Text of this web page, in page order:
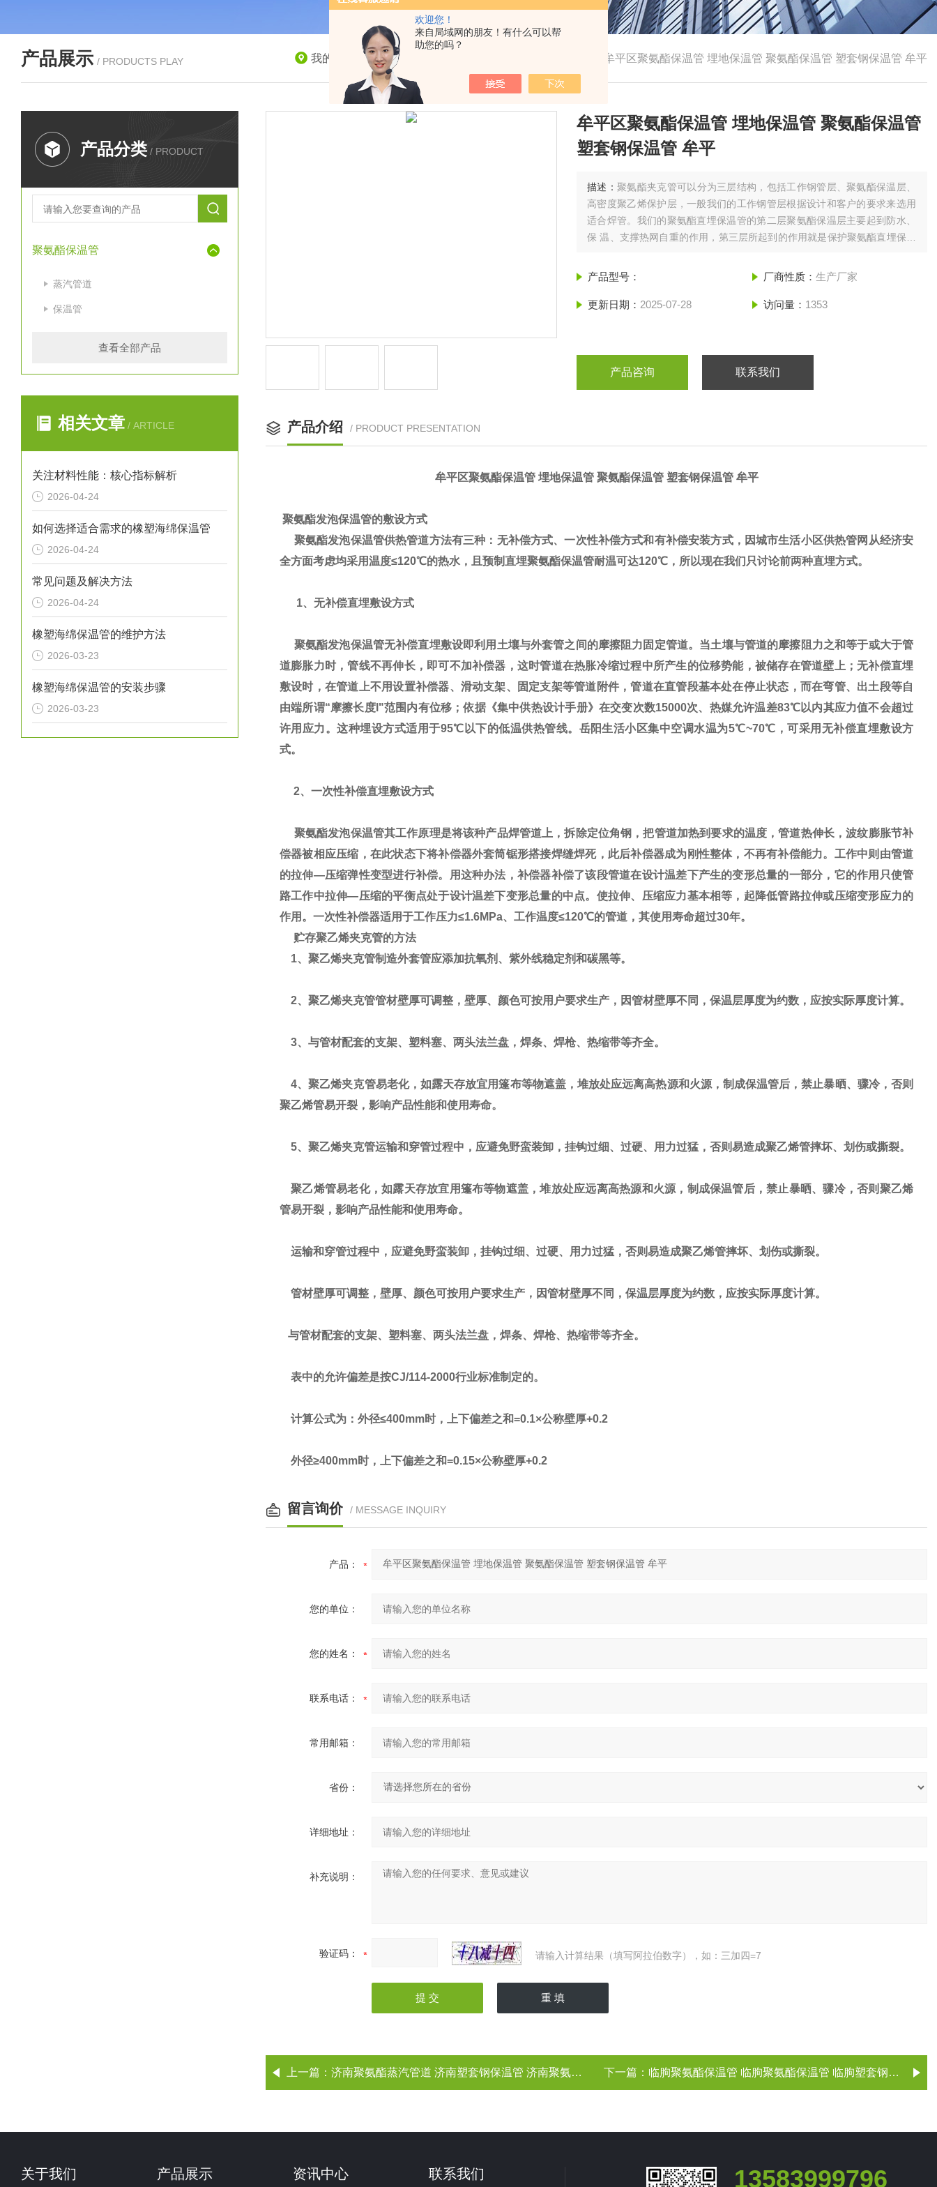
欢迎您！
来自局域网的朋友！有什么可以帮
助您的吗？
产品展示 / PRODUCTS PLAY 我的位置：首页> 牟平区聚氨酯保温管 埋地保温管 聚氨酯保温管 塑套钢保温管 牟平
产品分类 / PRODUCT
聚氨酯保温管
蒸汽管道
保温管
查看全部产品
相关文章 / ARTICLE
关注材料性能：核心指标解析
2026-04-24
如何选择适合需求的橡塑海绵保温管
2026-04-24
常见问题及解决方法
2026-04-24
橡塑海绵保温管的维护方法
2026-03-23
橡塑海绵保温管的安装步骤
2026-03-23
牟平区聚氨酯保温管 埋地保温管 聚氨酯保温管
塑套钢保温管 牟平
描述：聚氨酯夹克管可以分为三层结构，包括工作钢管层、聚氨酯保温层、
高密度聚乙烯保护层，一般我们的工作钢管层根据设计和客户的要求来选用
适合焊管。我们的聚氨酯直埋保温管的第二层聚氨酯保温层主要起到防水、
保 温、支撑热网自重的作用，第三层所起到的作用就是保护聚氨酯直埋保温
酯保温管 埋地保温管 聚氨酯保温管 塑套钢保温管 牟平
产品型号： 厂商性质： 生产厂家
更新日期： 2025-07-28 访问量： 1353
产品咨询 联系我们
产品介绍 / PRODUCT PRESENTATION
牟平区聚氨酯保温管 埋地保温管 聚氨酯保温管 塑套钢保温管 牟平
聚氨酯发泡保温管的敷设方式
聚氨酯发泡保温管供热管道方法有三种：无补偿方式、一次性补偿方式和有补偿安装方式，因城市生活小区供热管网从经济安
全方面考虑均采用温度≤120℃的热水，且预制直埋聚氨酯保温管耐温可达120℃，所以现在我们只讨论前两种直埋方式。
1、无补偿直埋敷设方式
聚氨酯发泡保温管无补偿直埋敷设即利用土壤与外套管之间的摩擦阻力固定管道。当土壤与管道的摩擦阻力之和等于或大于管
道膨胀力时，管线不再伸长，即可不加补偿器，这时管道在热胀冷缩过程中所产生的位移势能，被储存在管道壁上；无补偿直埋
敷设时，在管道上不用设置补偿器、滑动支架、固定支架等管道附件，管道在直管段基本处在停止状态，而在弯管、出土段等自
由端所谓“摩擦长度l"范围内有位移；依据《集中供热设计手册》在交变次数15000次、热媒允许温差83℃以内其应力值不会超过
许用应力。这种埋设方式适用于95℃以下的低温供热管线。岳阳生活小区集中空调水温为5℃~70℃，可采用无补偿直埋敷设方
式。
2、一次性补偿直埋敷设方式
聚氨酯发泡保温管其工作原理是将该种产品焊管道上，拆除定位角钢，把管道加热到要求的温度，管道热伸长，波纹膨胀节补
偿器被相应压缩，在此状态下将补偿器外套筒锯形搭接焊缝焊死，此后补偿器成为刚性整体，不再有补偿能力。工作中则由管道
的拉伸—压缩弹性变型进行补偿。用这种办法，补偿器补偿了该段管道在设计温差下产生的变形总量的一部分，它的作用只使管
路工作中拉伸—压缩的平衡点处于设计温差下变形总量的中点。使拉伸、压缩应力基本相等，起降低管路拉伸或压缩变形应力的
作用。一次性补偿器适用于工作压力≤1.6MPa、工作温度≤120℃的管道，其使用寿命超过30年。
贮存聚乙烯夹克管的方法
1、聚乙烯夹克管制造外套管应添加抗氧剂、紫外线稳定剂和碳黑等。
2、聚乙烯夹克管管材壁厚可调整，壁厚、颜色可按用户要求生产，因管材壁厚不同，保温层厚度为约数，应按实际厚度计算。
3、与管材配套的支架、塑料塞、两头法兰盘，焊条、焊枪、热缩带等齐全。
4、聚乙烯夹克管易老化，如露天存放宜用篷布等物遮盖，堆放处应远离高热源和火源，制成保温管后，禁止暴晒、骤冷，否则
聚乙烯管易开裂，影响产品性能和使用寿命。
5、 聚乙烯夹克管运输和穿管过程中，应避免野蛮装卸，挂钩过细、过硬、用力过猛，否则易造成聚乙烯管摔坏、划伤或撕裂。
聚乙烯管易老化，如露天存放宜用篷布等物遮盖，堆放处应远离高热源和火源，制成保温管后，禁止暴晒、骤冷，否则聚乙烯
管易开裂，影响产品性能和使用寿命。
运输和穿管过程中，应避免野蛮装卸，挂钩过细、过硬、用力过猛，否则易造成聚乙烯管摔坏、划伤或撕裂。
管材壁厚可调整，壁厚、颜色可按用户要求生产，因管材壁厚不同，保温层厚度为约数，应按实际厚度计算。
与管材配套的支架、塑料塞、两头法兰盘，焊条、焊枪、热缩带等齐全。
表中的允许偏差是按CJ/114-2000行业标准制定的。
计算公式为：外径≤400mm时，上下偏差之和=0.1×公称壁厚+0.2
外径≥400mm时，上下偏差之和=0.15×公称壁厚+0.2
留言询价 / MESSAGE INQUIRY
产品：
您的单位：
您的姓名：
联系电话：
常用邮箱：
省份：
详细地址：
补充说明：
验证码： 请输入计算结果（填写阿拉伯数字），如：三加四=7
上一篇： 济南聚氨酯蒸汽管道 济南塑套钢保温管 济南聚氨酯保温管 聚氨酯保温管 下一篇： 临朐聚氨酯保温管 临朐聚氨酯保温管 临朐塑套钢保温管 直埋管
关于我们 产品展示 资讯中心 联系我们 13583999796